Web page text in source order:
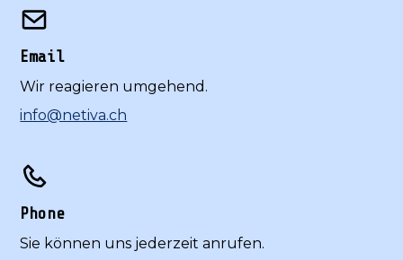
Email
Wir reagieren umgehend.
info@netiva.ch
Phone
Sie können uns jederzeit anrufen.